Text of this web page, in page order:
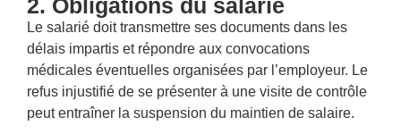
2. Obligations du salarié
Le salarié doit transmettre ses documents dans les
délais impartis et répondre aux convocations
médicales éventuelles organisées par l’employeur. Le
refus injustifié de se présenter à une visite de contrôle
peut entraîner la suspension du maintien de salaire.